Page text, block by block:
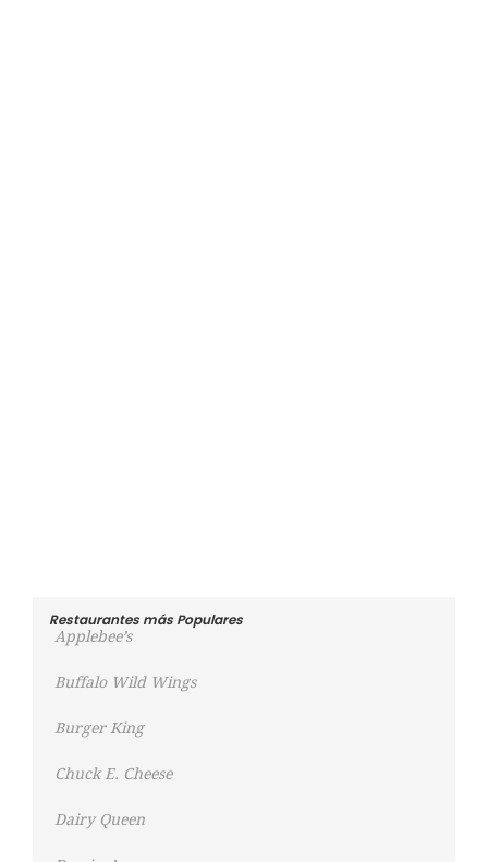
Restaurantes más Populares
Applebee’s
Buffalo Wild Wings
Burger King
Chuck E. Cheese
Dairy Queen